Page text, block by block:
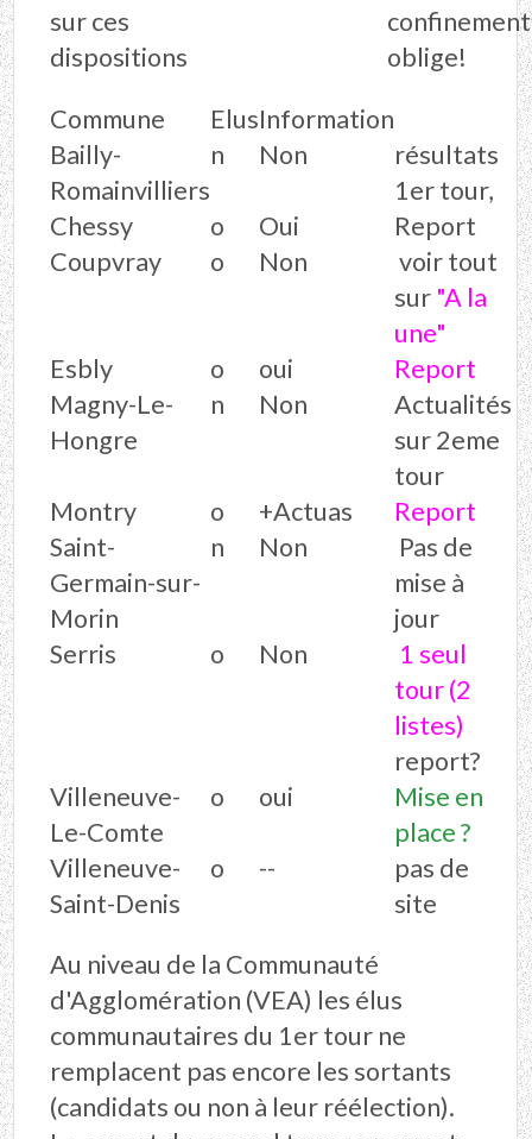
sur ces
dispositions
confinement
oblige!
Commune
ElusInformation
Bailly-
Romainvilliers
n Non
résultats
1er tour,
Chessy
o Oui
Report
Coupvray
o Non
voir tout
sur "A la
une"
Esbly
o oui
Report
Magny-Le-
Hongre
n Non
Actualités
sur 2eme
tour
Montry
o +Actuas
Report
Saint-
Germain-sur-
Morin
n Non
Pas de
mise à
jour
Serris
o Non
1 seul
tour (2
listes)
report?
Villeneuve-
Le-Comte
o oui
Mise en
place ?
Villeneuve-
Saint-Denis
o --
pas de
site
Au niveau de la Communauté
d'Agglomération (VEA) les élus
communautaires du 1er tour ne
remplacent pas encore les sortants
(candidats ou non à leur réélection).